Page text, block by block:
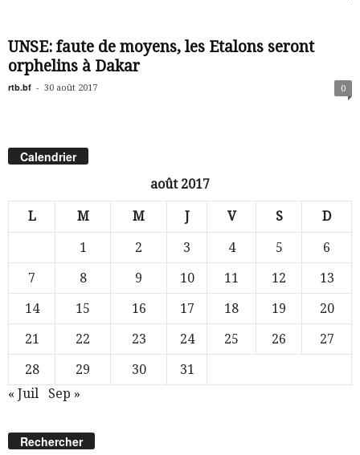
UNSE: faute de moyens, les Etalons seront
orphelins à Dakar
rtb.bf - 30 août 2017 0
Calendrier
août 2017
L M M J V S D
1 2 3 4 5
6
7
8 9 10 11 12
13
14
15 16 17 18 19
20
21
22 23 24 25 26
27
28
29 30
31
« Juil
Sep »
Rechercher